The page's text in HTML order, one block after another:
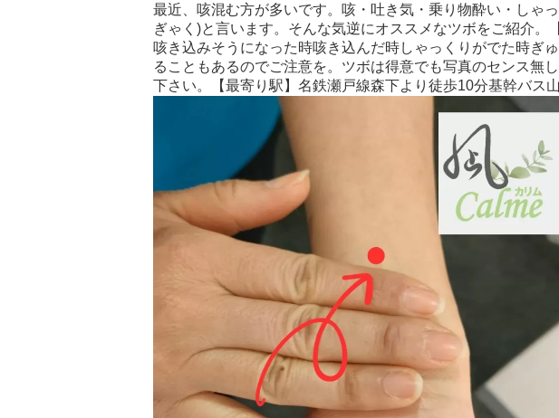
最近、咳混む方が多いです。咳・吐き気・乗り物酔い・しゃ
ぎゃく)と言います。そんな気逆にオススメなツボをご紹介。
咳き込みそうになった時咳き込んだ時しゃっくりがでた時ぎ
ることもあるのでご注意を。ツボは得意でも写真のセンス無
下さい。【最寄り駅】名鉄瀬戸線森下より徒歩10分基幹バス